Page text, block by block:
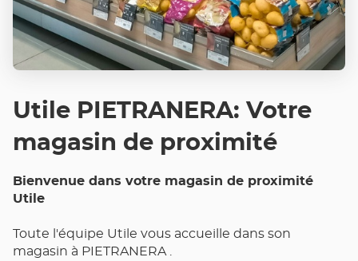
Utile PIETRANERA: Votre
magasin de proximité
Bienvenue dans votre magasin de proximité
Utile
Toute l'équipe Utile vous accueille dans son
magasin à PIETRANERA .